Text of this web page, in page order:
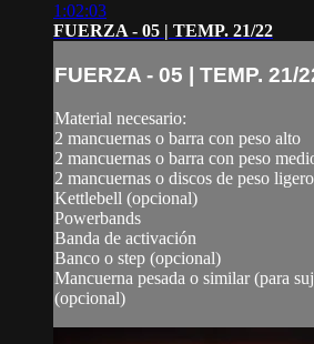
1:02:03
FUERZA - 05 | TEMP. 21/22
FUERZA - 05 | TEMP. 21/
Material necesario:
2 mancuernas o barra con peso alto
2 mancuernas o barra con peso
2 mancuernas o discos de peso ligero
Kettlebell (opcional)
Powerbands
Banda de activación
Banco o step (opcional)
Mancuerna pesada o similar (para
(opcional)